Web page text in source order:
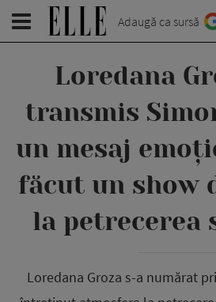
Adaugă ca sursă
Loredana
transmis
un mesaj
făcut un show
la petrecerea
Loredana Groza s-a numărat